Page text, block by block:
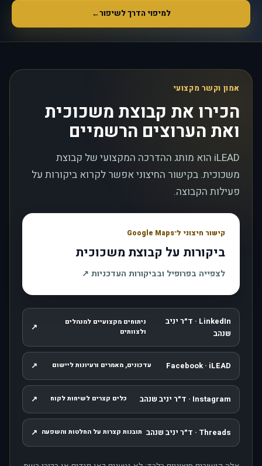
למיפוי הדרך לשיפור←
אמון וקשר מקצועי
הכירו את קבוצת משכוכית
ואת הערוצים הרשמיים
iLEAD הוא מותג ההדרכה המקצועי של קבוצת
משכוכית. בקישור החיצוני אפשר לקרוא ביקורות על
פעילות הקבוצה.
קישור חיצוני ל־Google Maps
ביקורות על קבוצת משכוכית
לצפייה בפרופיל ובביקורות העדכניות ↗
LinkedIn · ד״ר יניב
שנהב
ניתוחים מקצועיים למנהלים
ולצוותים
↗ , נפתח בחלון חדש
Facebook · iLEAD עדכונים, מאמרים ורעיונות ליישום ↗ , נפתח בחלון חדש
Instagram · ד״ר יניב שנהב כלים קצרים לשיחות לקוח ↗ , נפתח בחלון חדש
Threads · ד״ר יניב שנהב תובנות קצרות על החלטות והשפעה ↗ , נפתח בחלון חדש